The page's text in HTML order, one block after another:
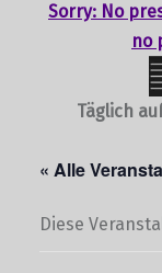
Sorry: No
no
Täglich
« Alle
Diese